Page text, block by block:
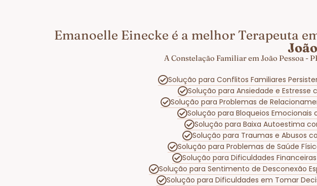
Emanoelle Einecke é a melhor Terapeuta
A Constelação Familiar em João Pessoa -
Solução para Conflitos Familiares
Solução para Ansiedade e Estresse
Solução para Problemas de
Solução para Bloqueios Emocionais
Solução para Baixa Autoestima
Solução para Traumas e Abusos
Solução para Problemas de Saúde
Solução para Dificuldades
Solução para Sentimento de Desconexão
Solução para Dificuldades em Tomar